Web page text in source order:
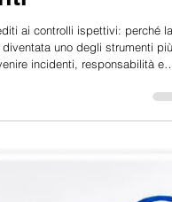
quando
nei cantieri
anche dai